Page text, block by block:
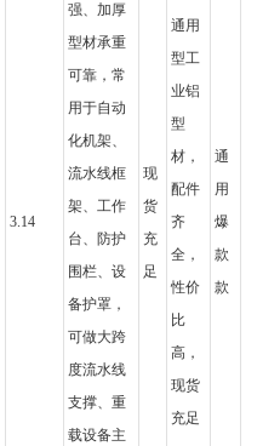
3.14
强、加厚
型材承重
可靠，常
用于自动
化机架、
流水线框
架、工作
台、防护
围栏、设
备护罩，
可做大跨
度流水线
支撑、重
载设备主
现
货
充
足
通用
型工
业铝
型
材，
配件
齐
全，
性价
比
高，
现货
充足
通
用
爆
款
款